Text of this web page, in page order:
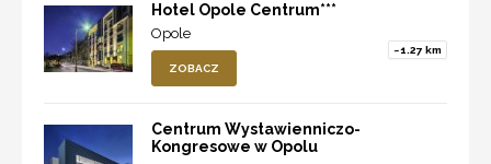
Hotel Opole Centrum***
Opole
~1.27 km
ZOBACZ
Centrum Wystawienniczo-
Kongresowe w Opolu